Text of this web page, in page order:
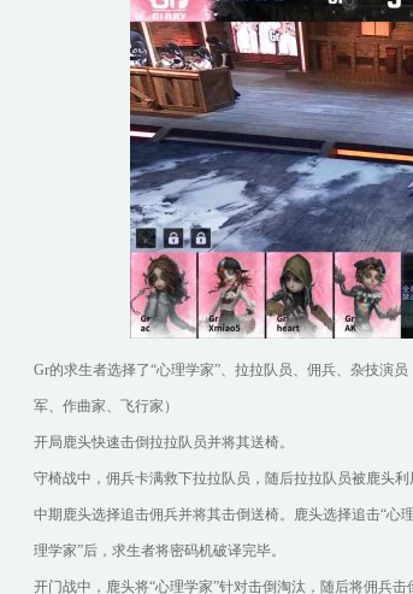
Gr的求生者选择了“心理学家”、拉拉队员、佣兵、杂技演
军、作曲家、飞行家）
开局鹿头快速击倒拉拉队员并将其送椅。
守椅战中，佣兵卡满救下拉拉队员，随后拉拉队员被鹿头利
中期鹿头选择追击佣兵并将其击倒送椅。鹿头选择追击“心
理学家”后，求生者将密码机破译完毕。
开门战中，鹿头将“心理学家”针对击倒淘汰，随后将佣兵击